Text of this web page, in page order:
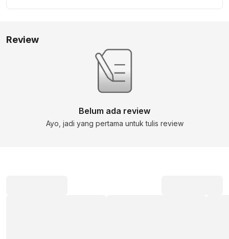
Review
Belum ada review
Ayo, jadi yang pertama untuk tulis review